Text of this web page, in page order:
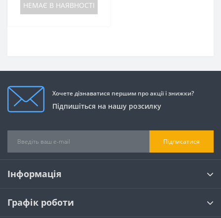
НЕМАЄ В НАЯВНОСТІ
Хочете дізнаватися першим про акції і знижки?
Підпишіться на нашу розсилку
Підписатися
Інформація
Графік роботи